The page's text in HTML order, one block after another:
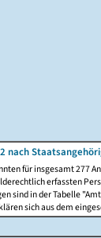
nach
für insgesamt 277
erfassten
sind in der Tabelle
sich aus dem